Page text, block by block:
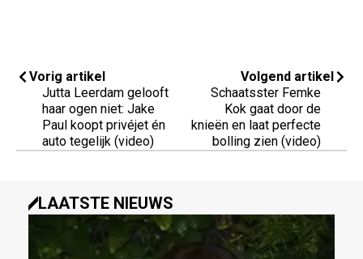
Vorig artikel
Jutta Leerdam gelooft
haar ogen niet: Jake
Paul koopt privéjet én
auto tegelijk (video)
Volgend artikel
Schaatsster Femke
Kok gaat door de
knieën en laat perfecte
bolling zien (video)
LAATSTE NIEUWS